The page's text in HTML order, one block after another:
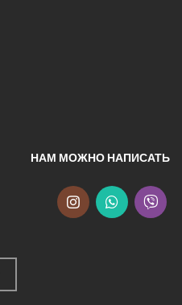
НАМ МОЖНО НАПИСАТЬ